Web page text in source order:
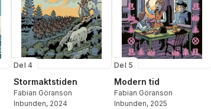
Del 4
Stormaktstiden
Fabian Göranson
Inbunden, 2024
Del 5
Modern tid
Fabian Göranson
Inbunden, 2025